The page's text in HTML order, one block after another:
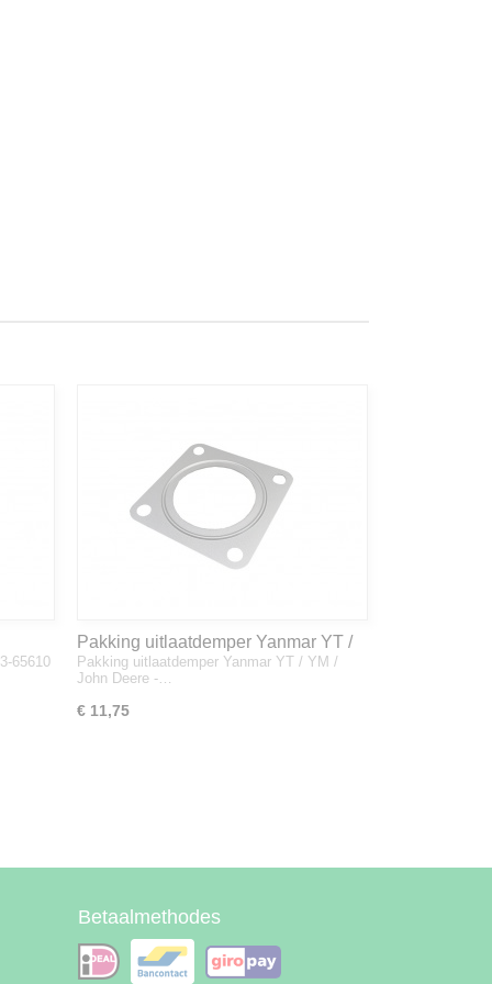
65610
Pakking uitlaatdemper Yanmar YT /
YM / John Deere - 128300-13230
Pakking uitlaatdemper Yanmar YT / YM /
John Deere -…
€ 11,75
Betaalmethodes